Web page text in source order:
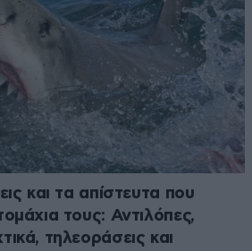
και τα απίστευτα που
τους: Αντιλόπες,
τηλεοράσεις και